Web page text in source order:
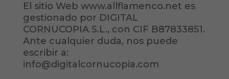
El sitio Web www.allflamenco.net es
gestionado por DIGITAL
CORNUCOPIA S.L., con CIF B87833851.
Ante cualquier duda, nos puede
escribir a:
info@digitalcornucopia.com